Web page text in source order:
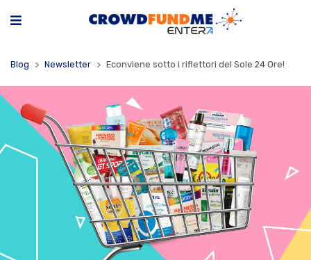
Blog Newsletter Econviene sotto i riflettori del Sole 24 Ore!